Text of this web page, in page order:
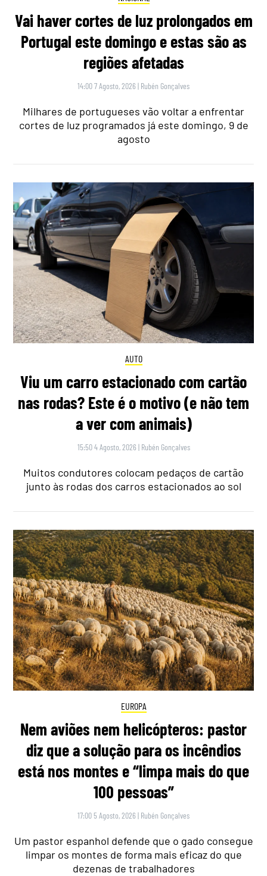
Vai haver cortes de luz prolongados em
Portugal este domingo e estas são as
regiões afetadas
14:00 7 Agosto, 2026 | Rubén Gonçalves
Milhares de portugueses vão voltar a enfrentar
cortes de luz programados já este domingo, 9 de
agosto
AUTO
Viu um carro estacionado com cartão
nas rodas? Este é o motivo (e não tem
a ver com animais)
15:50 4 Agosto, 2026 | Rubén Gonçalves
Muitos condutores colocam pedaços de cartão
junto às rodas dos carros estacionados ao sol
EUROPA
Nem aviões nem helicópteros: pastor
diz que a solução para os incêndios
está nos montes e “limpa mais do que
100 pessoas”
17:00 5 Agosto, 2026 | Rubén Gonçalves
Um pastor espanhol defende que o gado consegue
limpar os montes de forma mais eficaz do que
dezenas de trabalhadores